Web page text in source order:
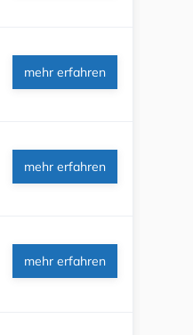
mehr erfahren
mehr erfahren
mehr erfahren